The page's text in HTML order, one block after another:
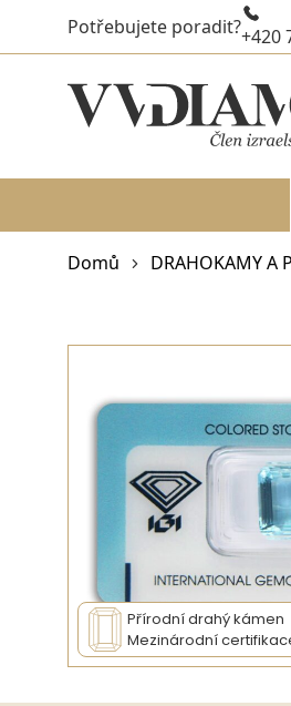
Potřebujete poradit?+420
Domů DRAHOKAMY A
Přírodní drahý kámen
Mezinárodní